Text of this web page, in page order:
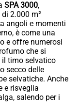
SPA 3000,
2.000 m²
angoli e momenti
è come una
e offre numerosi
che si
il timo selvatico
secco delle
selvatiche. Anche
e risveglia
salendo per i